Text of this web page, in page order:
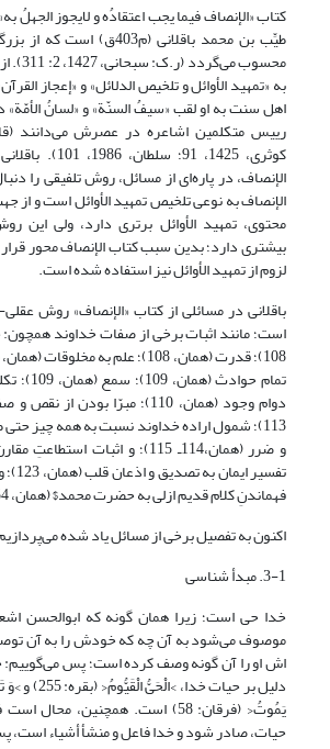
کتاب «الإنصاف فیما یجب اعتقادُه و لایجوز الجهلُ
طیِّب بن محمد باقلانی (م403ق)
محسوب
به «تمهید الأوائل و تلخیص الدلائل» و «إعجاز
اهل سنت به او لقب «سیفُ السنّة» و «لسانُ الأمّة»
کوثری، 1425، 91؛
الإنصاف، در پاره‌ای از مسائل، روش تلفیقی را
الإنصاف به نوعی تلخیص تمهید الأوائل است و
محتوی، تمهید الأوائل برتری دارد، ولی این
بیشتری دارد؛ بدین سبب کتاب الإنصاف محور
لزوم از تمهید الأوائل نیز استفاده شده است.
باقلانی در مسائلی از کتاب «الإنصاف» روش
دوام وجود (همان، 110)؛ مبرّا
113)؛ شمول اراده خداوند نسبت به همه چیز
فهماندنِ کلام قدیم ازلی به حضرت محمد$ (همان، 154ـ 155).
اکنون به تفصیل برخی از مسائل یاد شده
3-1. مبدأ شناسی
خدا حی است؛ زیرا همان گونه که ابوالحسن
موصوف می‌شود به آن چه که خودش را به آن
اش او را آن گونه وصف کرده است؛ پس
دلیل بر حیات
یَمُوتُ< (فرقان: 58) است. هم‏چنین،
حیات، صادر شود و خدا فاعل و منشأ أشیاء است،